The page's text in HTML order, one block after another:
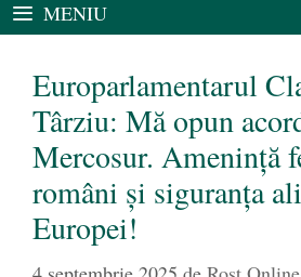
MENIU
Europarlamentarul
Târziu: Mă opun
Mercosur. Amenință
români și siguranța
Europei!